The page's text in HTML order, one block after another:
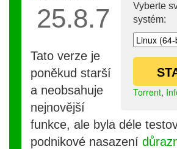
Vyberte
systém:
Torrent,
25.8.7
Tato verze je
poněkud starší
a neobsahuje
nejnovější
funkce, ale byla déle
podnikové nasazení